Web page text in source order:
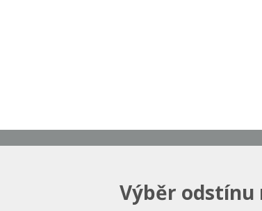
Výběr odstínu